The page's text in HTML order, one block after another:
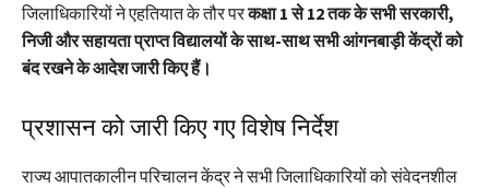
जिलाधिकारियों ने एहतियात के तौर परकक्षा 1 से 12 तक के सभी सरकारी,
निजी और सहायता प्राप्त विद्यालयों के साथ-साथ सभी आंगनबाड़ी केंद्रों को
बंद रखने के आदेश जारी किए हैं।
प्रशासन को जारी किए गए विशेष निर्देश
राज्य आपातकालीन परिचालन केंद्र ने सभी जिलाधिकारियों को संवेदनशील